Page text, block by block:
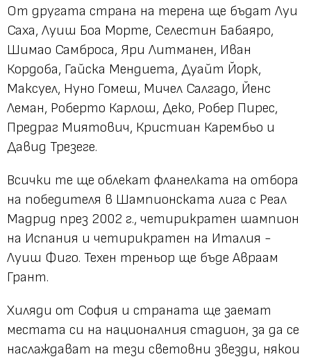
От другата страна на терена ще бъдат Луи
Саха, Луиш Боа Морте, Селестин Бабаяро,
Шимао Самброса, Яри Литманен, Иван
Кордоба, Гайска Мендиета, Дуайт Йорк,
Максуел, Нуно Гомеш, Мичел Салгадо, Йенс
Леман, Роберто Карлош, Деко, Робер Пирес,
Предраг Миятович, Кристиан Карембьо и
Давид Трезеге.
Всички те ще облекат фланелката на отбора
на победителя в Шампионската лига с Реал
Мадрид през 2002 г., четирикратен шампион
на Испания и четирикратен на Италия -
Луиш Фиго. Техен треньор ще бъде Авраам
Грант.
Хиляди от София и страната ще заемат
местата си на националния стадион, за да се
наслаждават на тези световни звезди, някои